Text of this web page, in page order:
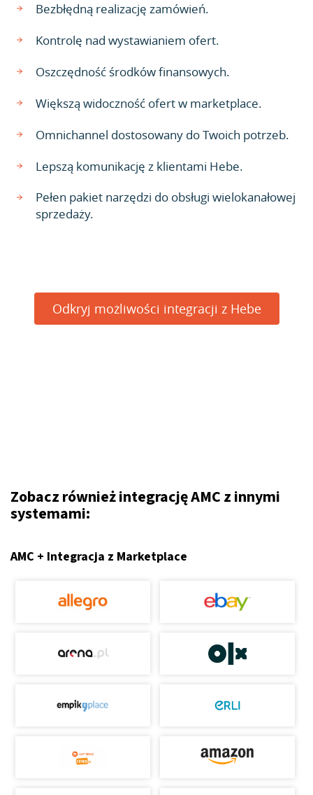
Bezbłędną realizację zamówień.
Kontrolę nad wystawianiem ofert.
Oszczędność środków finansowych.
Większą widoczność ofert w marketplace.
Omnichannel dostosowany do Twoich potrzeb.
Lepszą komunikację z klientami Hebe.
Pełen pakiet narzędzi do obsługi wielokanałowej
sprzedaży.
Odkryj możliwości integracji z Hebe
Zobacz również integrację AMC z innymi
systemami:
AMC + Integracja z Marketplace